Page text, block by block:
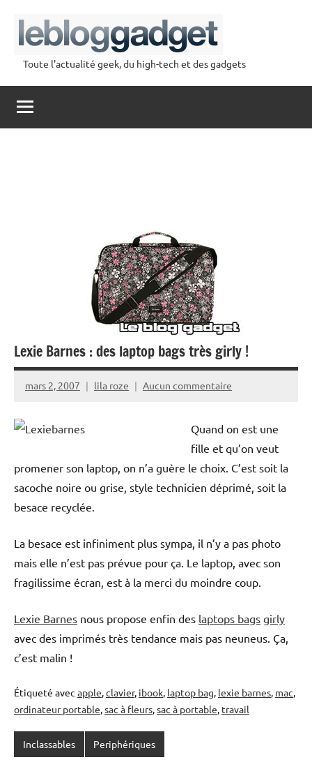
contenu
lebloggadget
Toute l'actualité geek, du high-tech et des gadgets
Lexie Barnes : des laptop bags très girly !
mars 2, 2007 lila roze Aucun commentaire
Quand on est une
fille et qu’on veut
promener son laptop, on n’a guère le choix. C’est soit la
sacoche noire ou grise, style technicien déprimé, soit la
besace recyclée.
La besace est infiniment plus sympa, il n’y a pas photo
mais elle n’est pas prévue pour ça. Le laptop, avec son
fragilissime écran, est à la merci du moindre coup.
Lexie Barnes nous propose enfin des laptops bags girly
avec des imprimés très tendance mais pas neuneus. Ça,
c’est malin !
Étiqueté avec apple,clavier, ibook, laptop bag, lexie barnes, mac,
ordinateur portable,sac à fleurs,sac à portable, travail
Inclassables Periphériques